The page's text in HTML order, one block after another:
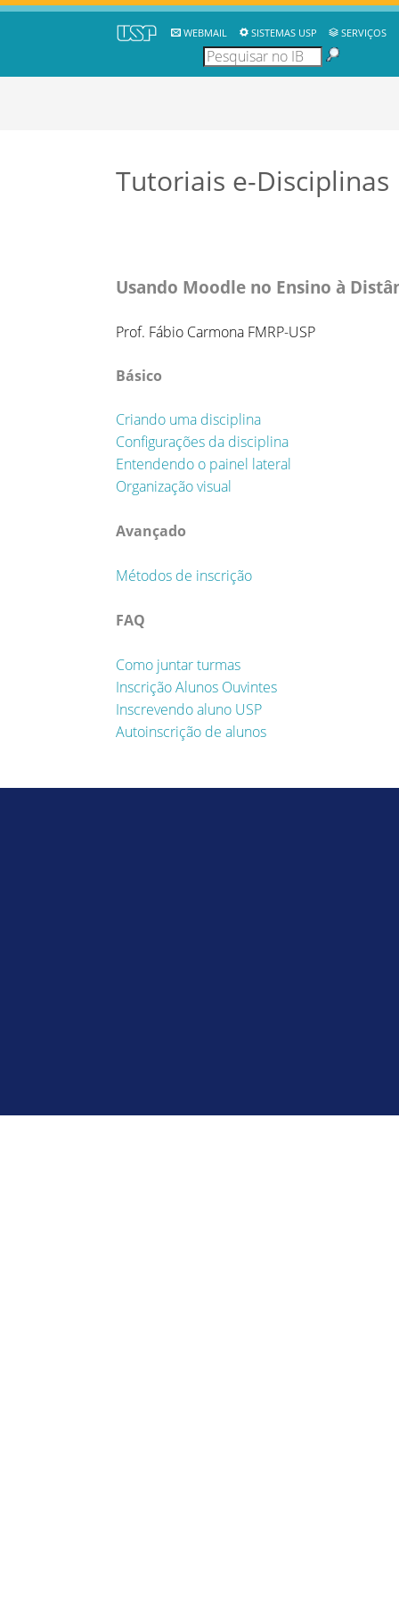
WEBMAIL SISTEMAS USP SERVIÇOS
Tutoriais e-Disciplinas
Usando Moodle no Ensino à
Prof. Fábio Carmona FMRP-USP
Básico
Criando uma disciplina
Configurações da disciplina
Entendendo o painel lateral
Organização visual
Avançado
Métodos de inscrição
FAQ
Como juntar turmas
Inscrição Alunos Ouvintes
Inscrevendo aluno USP
Autoinscrição de alunos